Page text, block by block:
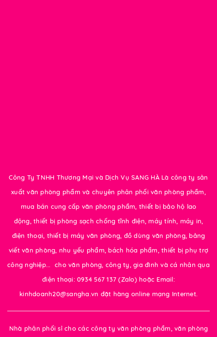
Công Ty TNHH Thương Mại và Dịch Vụ SANG HÀ Là công ty sản
xuất văn phòng phẩm và chuyên phân phối văn phòng phẩm,
mua bán cung cấp văn phòng phẩm, thiết bị bảo hộ lao
động, thiết bị phòng sạch chống tĩnh điện, máy tính, máy in,
điện thoại, thiết bị máy văn phòng, đồ dùng văn phòng, bảng
viết văn phòng, nhu yếu phẩm, bách hóa phẩm, thiết bị phụ trợ
công nghiệp... cho văn phòng, công ty, gia đình và cá nhân qua
điện thoại: 0934 567 137 (Zalo) hoặc Email:
kinhdoanh20@sangha.vn đặt hàng online mạng Internet.
Nhà phân phối sỉ cho các công ty văn phòng phẩm, văn phòng